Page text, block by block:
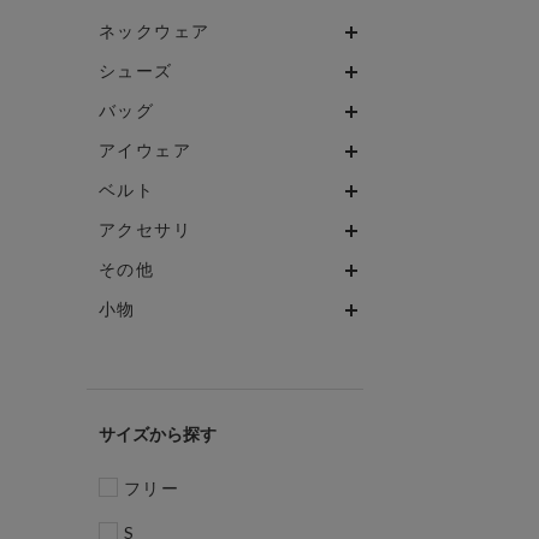
ネックウェア
シューズ
バッグ
アイウェア
ベルト
アクセサリ
その他
小物
サイズ
フリー
S